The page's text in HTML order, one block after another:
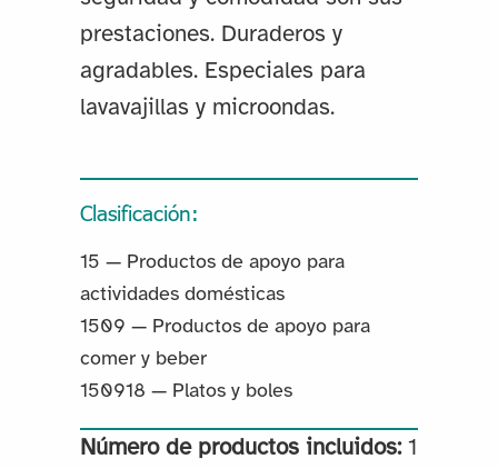
prestaciones. Duraderos y
agradables. Especiales para
lavavajillas y microondas.
Clasificación:
15 — Productos de apoyo para
actividades domésticas
1509 — Productos de apoyo para
comer y beber
150918 — Platos y boles
Número de productos incluidos:1